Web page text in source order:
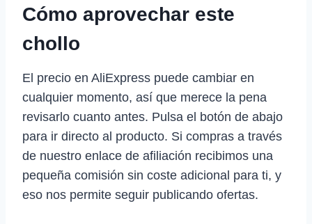
Cómo aprovechar este
chollo
El precio en AliExpress puede cambiar en
cualquier momento, así que merece la pena
revisarlo cuanto antes. Pulsa el botón de abajo
para ir directo al producto. Si compras a través
de nuestro enlace de afiliación recibimos una
pequeña comisión sin coste adicional para ti, y
eso nos permite seguir publicando ofertas.